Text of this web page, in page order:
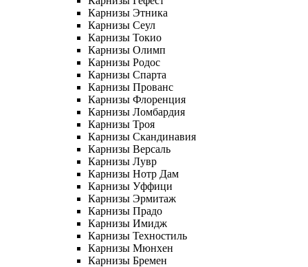
Карнизы Этника
Карнизы Сеул
Карнизы Токио
Карнизы Олимп
Карнизы Родос
Карнизы Спарта
Карнизы Прованс
Карнизы Флоренция
Карнизы Ломбардия
Карнизы Троя
Карнизы Скандинавия
Карнизы Версаль
Карнизы Лувр
Карнизы Нотр Дам
Карнизы Уффици
Карнизы Эрмитаж
Карнизы Прадо
Карнизы Имидж
Карнизы Техностиль
Карнизы Мюнхен
Карнизы Бремен